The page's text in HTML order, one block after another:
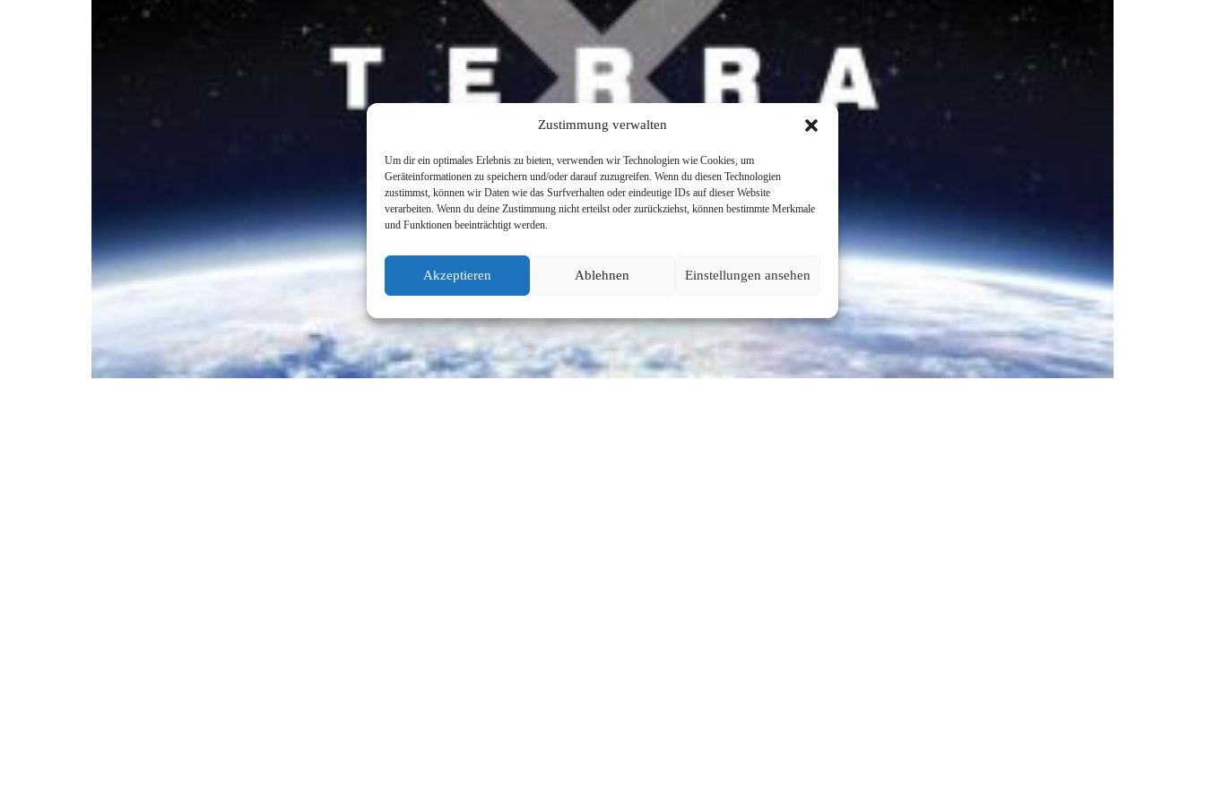
Zustimmung verwalten
Um dir ein optimales Erlebnis zu bieten, verwenden wir Technologien wie Cookies, um
Geräteinformationen zu speichern und/oder darauf zuzugreifen. Wenn du diesen Technologien
zustimmst, können wir Daten wie das Surfverhalten oder eindeutige IDs auf dieser Website
verarbeiten. Wenn du deine Zustimmung nicht erteilst oder zurückziehst, können bestimmte Merkmale
und Funktionen beeinträchtigt werden.
Akzeptieren Ablehnen Einstellungen ansehen